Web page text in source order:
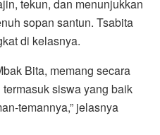
tekun, dan menunjukkan
sopan santun. Tsabita
di kelasnya.
Bita, memang secara
siswa yang baik
temannya,” jelasnya